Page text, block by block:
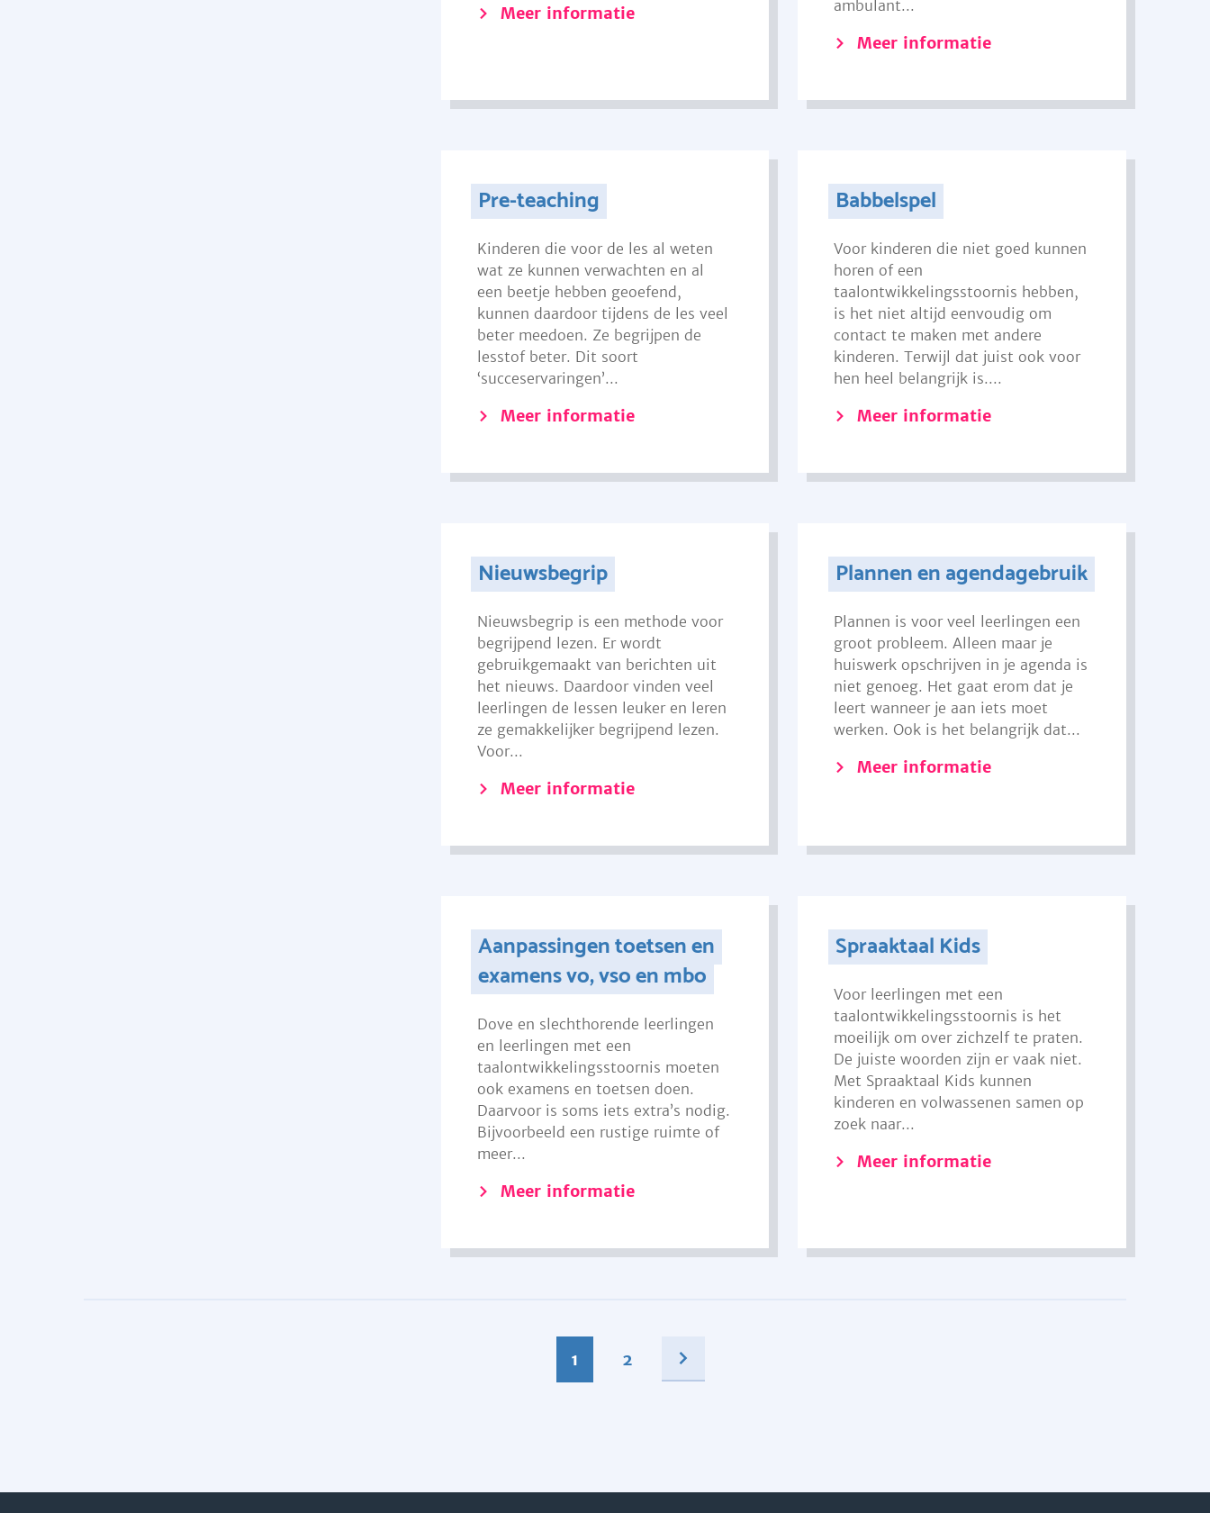
Meer informatie
ambulant...
Meer informatie
Pre-teaching
Kinderen die voor de les al weten
wat ze kunnen verwachten en al
een beetje hebben geoefend,
kunnen daardoor tijdens de les veel
beter meedoen. Ze begrijpen de
lesstof beter. Dit soort
‘succeservaringen’...
Meer informatie
Babbelspel
Voor kinderen die niet goed kunnen
horen of een
taalontwikkelingsstoornis hebben,
is het niet altijd eenvoudig om
contact te maken met andere
kinderen. Terwijl dat juist ook voor
hen heel belangrijk is....
Meer informatie
Nieuwsbegrip
Nieuwsbegrip is een methode voor
begrijpend lezen. Er wordt
gebruikgemaakt van berichten uit
het nieuws. Daardoor vinden veel
leerlingen de lessen leuker en leren
ze gemakkelijker begrijpend lezen.
Voor...
Meer informatie
Plannen en agendagebruik
Plannen is voor veel leerlingen een
groot probleem. Alleen maar je
huiswerk opschrijven in je agenda is
niet genoeg. Het gaat erom dat je
leert wanneer je aan iets moet
werken. Ook is het belangrijk dat...
Meer informatie
Aanpassingen toetsen en
examens vo, vso en mbo
Dove en slechthorende leerlingen
en leerlingen met een
taalontwikkelingsstoornis moeten
ook examens en toetsen doen.
Daarvoor is soms iets extra’s nodig.
Bijvoorbeeld een rustige ruimte of
meer...
Meer informatie
Spraaktaal Kids
Voor leerlingen met een
taalontwikkelingsstoornis is het
moeilijk om over zichzelf te praten.
De juiste woorden zijn er vaak niet.
Met Spraaktaal Kids kunnen
kinderen en volwassenen samen op
zoek naar...
Meer informatie
1 2